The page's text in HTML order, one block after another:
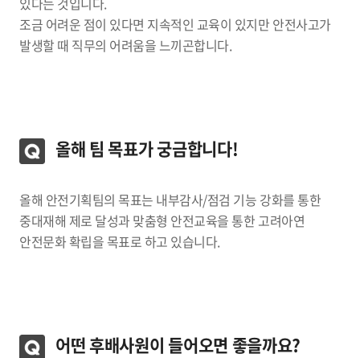
조금 어려운 점이 있다면 지속적인 교육이 있지만 안전사고가
발생할 때 직무의 어려움을 느끼곤합니다.
올해 팀 목표가 궁금합니다!
올해 안전기획팀의 목표는 내부감사/점검 기능 강화를 통한
중대재해 제로 달성과 맞춤형 안전교육을 통한 고려아연
안전문화 확립을 목표로 하고 있습니다.
어떤 후배사원이 들어오면 좋을까요?